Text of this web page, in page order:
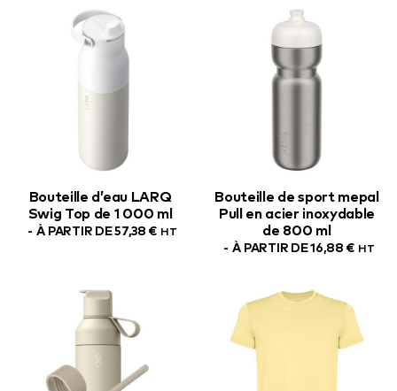
Bouteille d’eau LARQ
Swig Top de 1 000 ml
À PARTIR DE57,38 € HT
Bouteille de sport mepal
Pull en acier inoxydable
de 800 ml
À PARTIR DE16,88 € HT